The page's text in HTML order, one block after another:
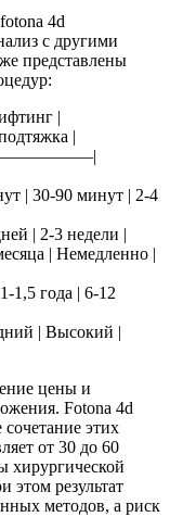
4d
с другими
представлены
|
|
| 30-90 минут | 2-4
| 2-3 недели |
| Немедленно |
1,5 года | 6-12
| Высокий |
цены и
Fotona 4d
этих
от 30 до 60
хирургической
этом результат
методов, а риск